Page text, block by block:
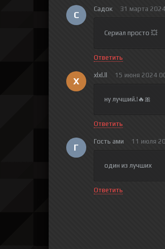
С
Садок 31 марта
Сериал просто 💥
Ответить
X
xlxl.ll 15 июня 2024
ну лучший.!🔥🎀
Ответить
Г
Гость ами 11 июля
один из лучших
Ответить